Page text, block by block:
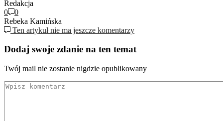
Redakcja
0
0
Rebeka Kamińska
Ten artykuł nie ma jeszcze komentarzy
Dodaj swoje zdanie na ten temat
Twój mail nie zostanie nigdzie opublikowany